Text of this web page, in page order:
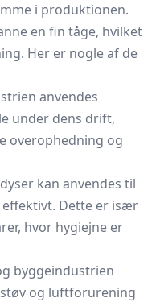
i produktionen.
en fin tåge, hvilket
Her er nogle af de
anvendes
under dens drift,
overophedning og
kan anvendes til
Dette er især
hvor hygiejne er
byggeindustrien
og luftforurening